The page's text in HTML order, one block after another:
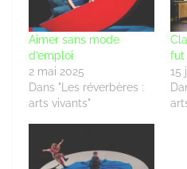
Aimer sans mode
d’emploi
2 mai 2025
Dans "Les réverbères :
arts vivants"
fut
15